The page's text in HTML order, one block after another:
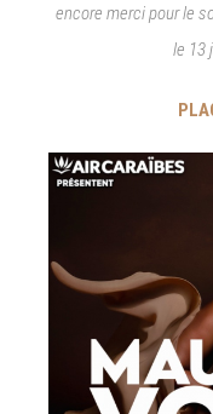
encore merci pour le
le 13